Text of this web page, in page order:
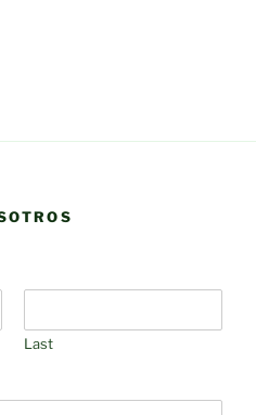
Last